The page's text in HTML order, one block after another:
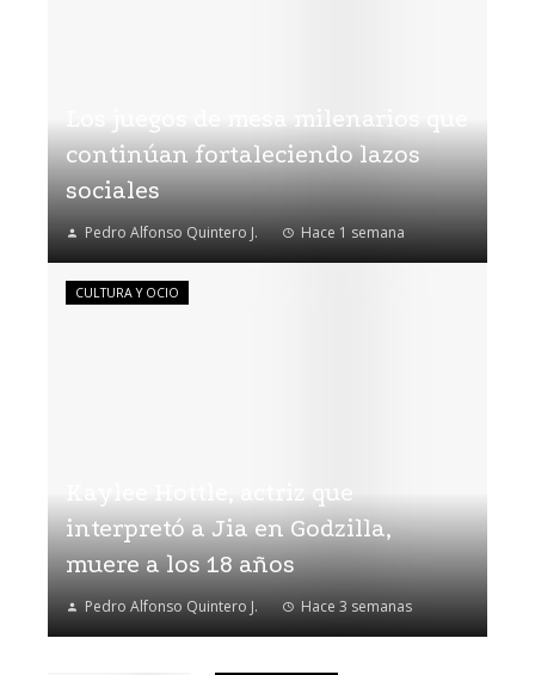
Los juegos de mesa milenarios que
continúan fortaleciendo lazos
sociales
Pedro Alfonso Quintero J. Hace 1 semana
Kaylee Hottle, actriz que
interpretó a Jia en Godzilla,
muere a los 18 años
Pedro Alfonso Quintero J. Hace 3 semanas
CULTURA Y OCIO